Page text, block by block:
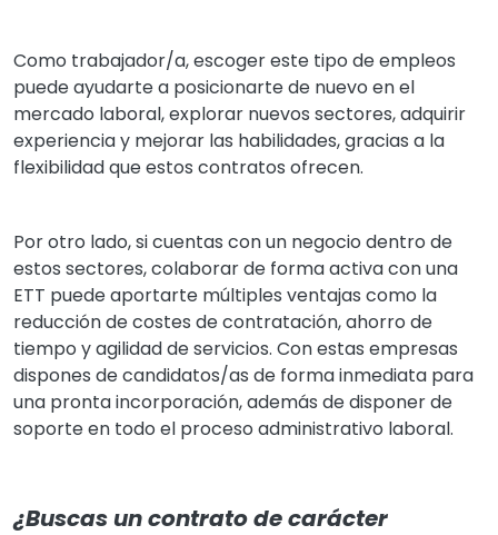
Como trabajador/a, escoger este tipo de empleos
puede ayudarte a posicionarte de nuevo en el
mercado laboral, explorar nuevos sectores, adquirir
experiencia y mejorar las habilidades, gracias a la
flexibilidad que estos contratos ofrecen.
Por otro lado, si cuentas con un negocio dentro de
estos sectores, colaborar de forma activa con una
ETT puede aportarte múltiples ventajas como la
reducción de costes de contratación, ahorro de
tiempo y agilidad de servicios. Con estas empresas
dispones de candidatos/as de forma inmediata para
una pronta incorporación, además de disponer de
soporte en todo el proceso administrativo laboral.
¿Buscas un contrato de carácter